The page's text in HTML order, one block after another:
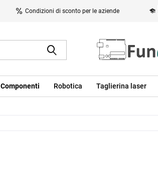
Condizioni di sconto per le aziende
Componenti Robotica Taglierina laser